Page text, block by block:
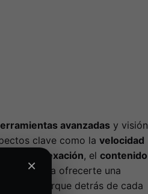
avanzadas y visión
clave como la velocidad
indexación, el contenido
, para ofrecerte una
Porque detrás de cada
×